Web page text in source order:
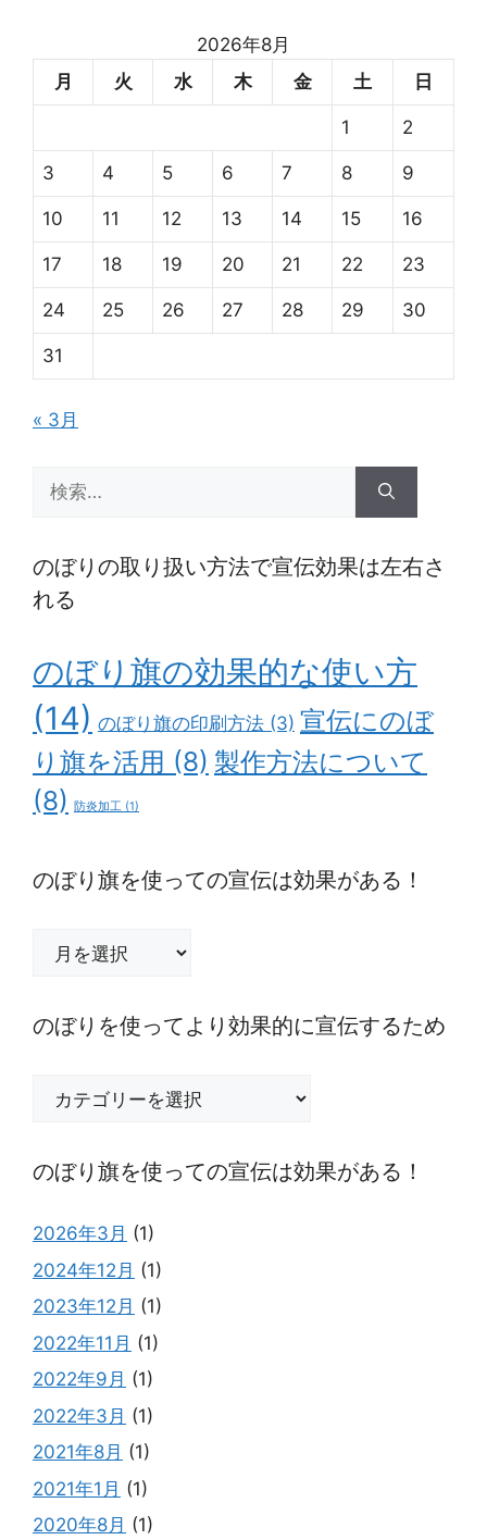
2026年8月
月
火 水 木 金 土 日
1 2
3 4 5 6 7 8 9
10 11 12 13 14 15 16
17 18 19 20 21 22 23
24 25 26 27 28 29 30
31
« 3月
索:
のぼりの取り扱い方法で宣伝効果は左右さ
れる
のぼり旗の効果的な使い方
(14) のぼり旗の印刷方法 (3) 宣伝にのぼ
り旗を活用 (8) 製作方法について
(8) 防炎加工 (1)
のぼり旗を使っての宣伝は効果がある！
旗
宣
は
効
果
が
あ
る！
のぼりを使ってより効果的に宣伝するため
を
っ
よ
り
効
果
的
に
宣
伝
す
る
のぼり旗を使っての宣伝は効果がある！
2026年3月 (1)
2024年12月 (1)
2023年12月 (1)
2022年11月 (1)
2022年9月 (1)
2022年3月 (1)
2021年8月 (1)
2021年1月 (1)
2020年8月 (1)